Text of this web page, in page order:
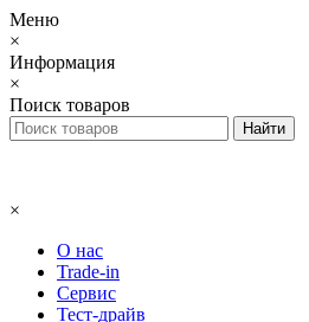
Меню
×
Информация
×
Поиск товаров
×
О нас
Trade-in
Сервис
Тест-драйв